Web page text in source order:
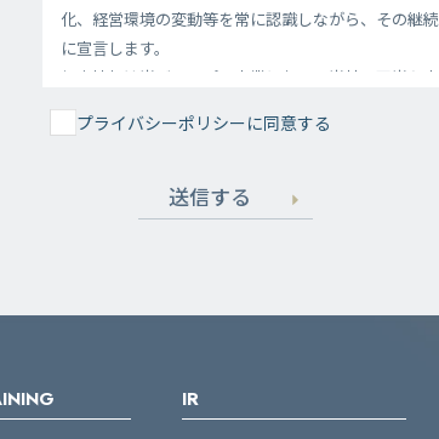
プライバシーポリシーに同意する
送信する
IR